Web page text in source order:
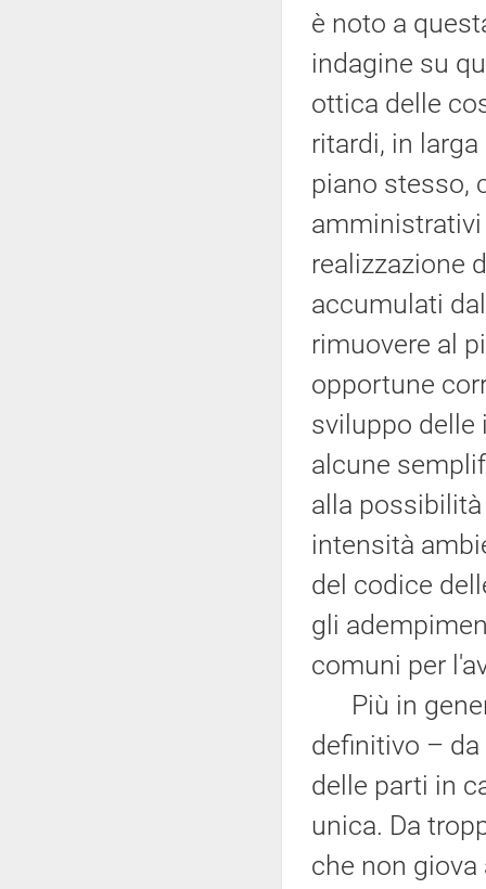
è noto a
indagine su
ottica delle
ritardi, in
piano stesso,
realizzazione
accumulati
rimuovere al
opportune
sviluppo delle
alcune
alla
intensità
del codice
gli
comuni per
Più in
definitivo –
delle parti in
unica. Da
che non giova